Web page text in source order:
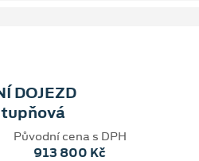
DOJEZD
Původní cena s DPH
913 800 Kč